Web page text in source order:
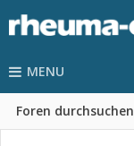
MENU
Foren durchsuchen